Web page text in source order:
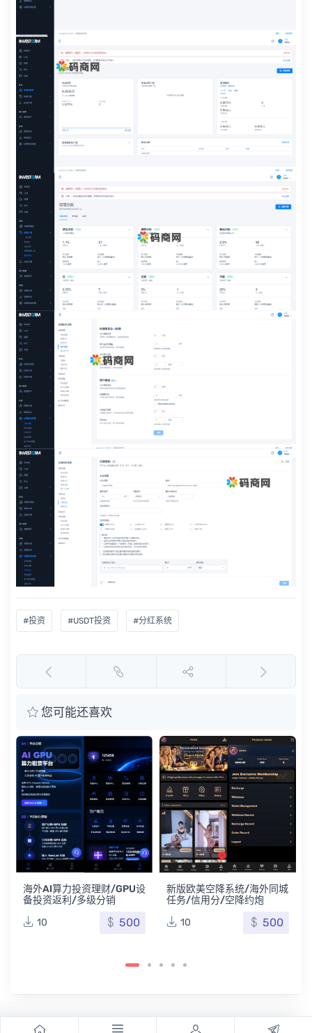
#投资 #USDT投资 #分红系统
您可能还喜欢
资理财/GPU设
级分销
500
新版欧美空降系统/海外同城
任务/信用分/空降约炮
10
500
多语言欧美空降
务/海外空降系统
12